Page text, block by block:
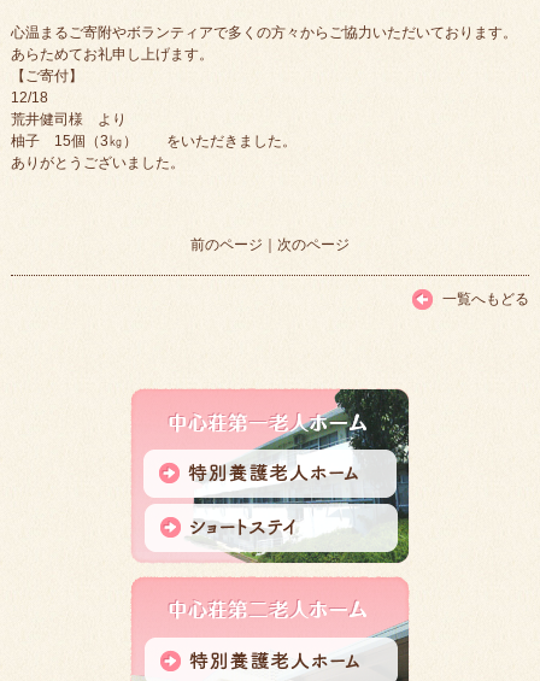
心温まるご寄附やボランティアで多くの方々からご協力いただいております。
あらためてお礼申し上げます。
【ご寄付】
12/18
荒井健司様 より
柚子 15個（3㎏） をいただきました。
ありがとうございました。
前のページ ｜ 次のページ
一覧へもどる